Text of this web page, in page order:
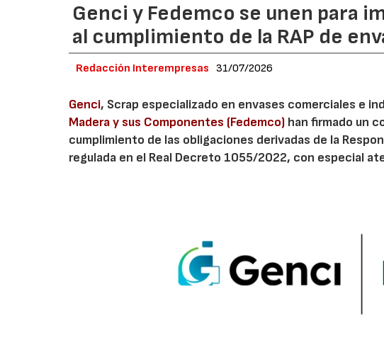
Genci y Fedemco se unen para
al cumplimiento de la RAP de
Redacción Interempresas 31/07/2026
Genci, Scrap especializado en envases comerciales e
Madera y sus Componentes (Fedemco) han firmado un
cumplimiento de las obligaciones derivadas de la
regulada en el Real Decreto 1055/2022, con especial